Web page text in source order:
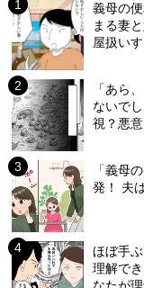
義母の
まる妻
屋扱い
「あら
ないで
視？悪
「義母
発！ 夫
ほぼ手
理解で